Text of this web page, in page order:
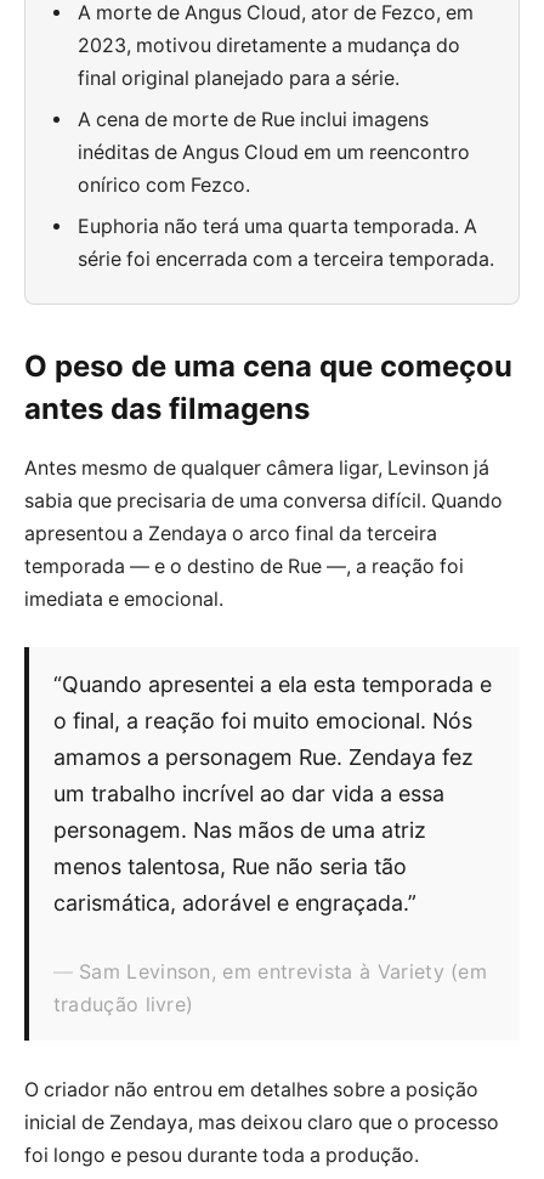
A morte de Angus Cloud, ator de Fezco, em
2023, motivou diretamente a mudança do
final original planejado para a série.
A cena de morte de Rue inclui imagens
inéditas de Angus Cloud em um reencontro
onírico com Fezco.
Euphoria não terá uma quarta temporada. A
série foi encerrada com a terceira temporada.
O peso de uma cena que começou
antes das filmagens
Antes mesmo de qualquer câmera ligar, Levinson já
sabia que precisaria de uma conversa difícil. Quando
apresentou a Zendaya o arco final da terceira
temporada — e o destino de Rue —, a reação foi
imediata e emocional.
“Quando apresentei a ela esta temporada e
o final, a reação foi muito emocional. Nós
amamos a personagem Rue. Zendaya fez
um trabalho incrível ao dar vida a essa
personagem. Nas mãos de uma atriz
menos talentosa, Rue não seria tão
carismática, adorável e engraçada.”
Sam Levinson, em entrevista à Variety (em
tradução livre)
O criador não entrou em detalhes sobre a posição
inicial de Zendaya, mas deixou claro que o processo
foi longo e pesou durante toda a produção.